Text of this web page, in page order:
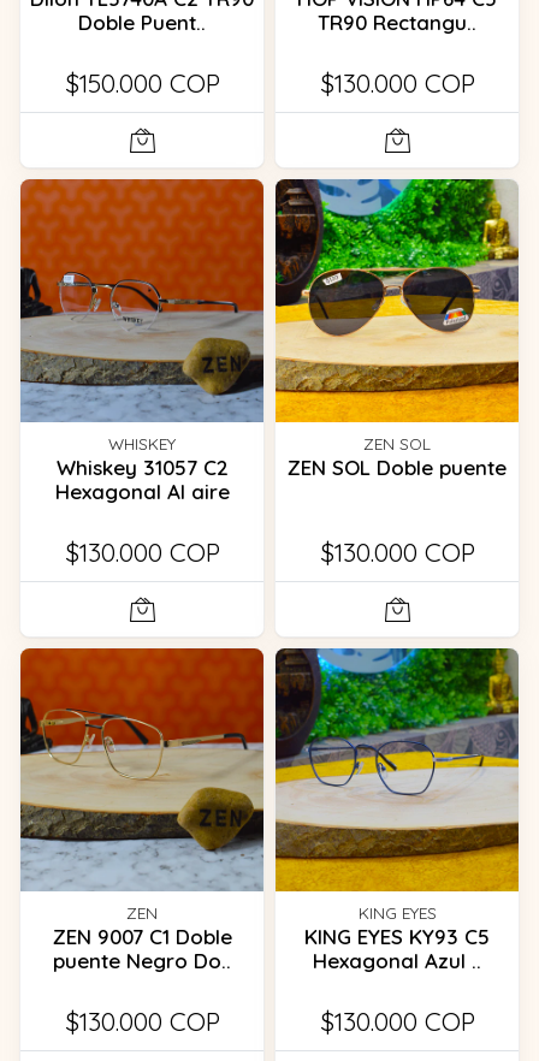
Doble Puent..
$150.000 COP
TR90 Rectangu..
$130.000 COP
WHISKEY
Whiskey 31057 C2
Hexagonal Al aire
$130.000 COP
ZEN SOL
ZEN SOL Doble puente
$130.000 COP
ZEN
ZEN 9007 C1 Doble
puente Negro Do..
$130.000 COP
KING EYES
KING EYES KY93 C5
Hexagonal Azul ..
$130.000 COP